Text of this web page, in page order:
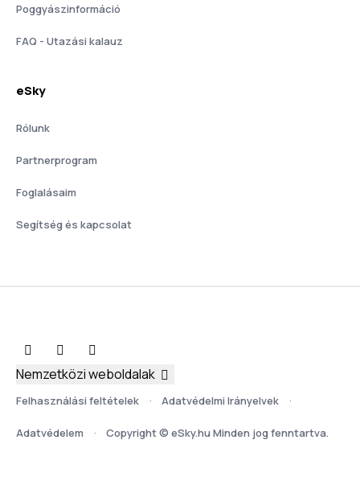
Poggyászinformáció
FAQ - Utazási kalauz
eSky
Rólunk
Partnerprogram
Foglalásaim
Segítség és kapcsolat
Felhasználási feltételek Adatvédelmi Irányelvek
Adatvédelem Copyright © eSky.hu Minden jog fenntartva.
Nemzetközi weboldalak